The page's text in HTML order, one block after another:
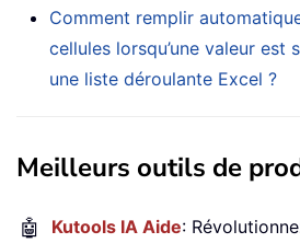
Comment remplir
cellules lorsqu’une valeur est
une liste déroulante Excel ?
Meilleurs outils de
🤖 Kutools IA Aide: